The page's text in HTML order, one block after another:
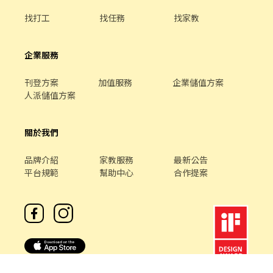
找打工 找任務 找家教
企業服務
刊登方案 加值服務
企業儲值方案
人派儲值方案
關於我們
品牌介紹 家教服務
最新公告
平台規範
幫助中心 合作提案